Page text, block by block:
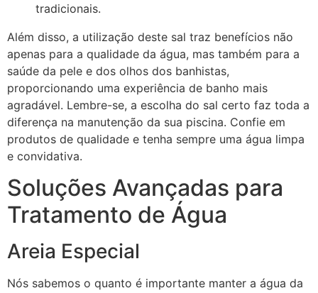
tradicionais.
Além disso, a utilização deste sal traz benefícios não
apenas para a qualidade da água, mas também para a
saúde da pele e dos olhos dos banhistas,
proporcionando uma experiência de banho mais
agradável. Lembre-se, a escolha do sal certo faz toda a
diferença na manutenção da sua piscina. Confie em
produtos de qualidade e tenha sempre uma água limpa
e convidativa.
Soluções Avançadas para
Tratamento de Água
Areia Especial
Nós sabemos o quanto é importante manter a água da